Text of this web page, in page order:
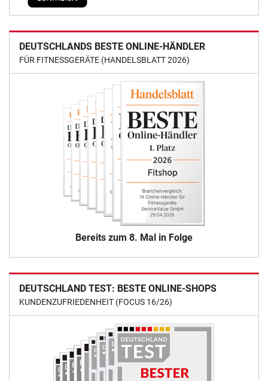
DEUTSCHLANDS BESTE ONLINE-HÄNDLER
FÜR FITNESSGERÄTE (HANDELSBLATT 2026)
Bereits zum 8. Mal in Folge
DEUTSCHLAND TEST: BESTE ONLINE-SHOPS
KUNDENZUFRIEDENHEIT (FOCUS 16/26)